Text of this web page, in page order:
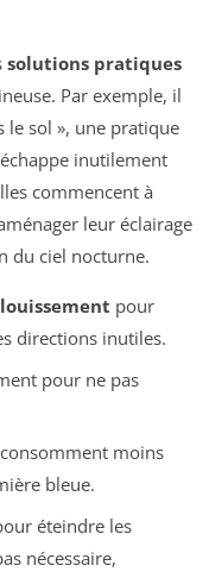
solutions pratiques
Par exemple, il
le sol », une pratique
inutilement
commencent à
leur éclairage
du ciel nocturne.
pour
directions inutiles.
pour ne pas
moins
bleue.
éteindre les
nécessaire,